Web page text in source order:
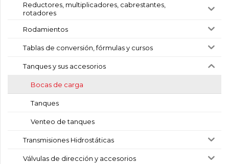
Reductores, multiplicadores, cabrestantes,
rotadores
Rodamientos
Tablas de conversión, fórmulas y cursos
Tanques y sus accesorios
Bocas de carga
Tanques
Venteo de tanques
Transmisiones Hidrostáticas
Válvulas de dirección y accesorios